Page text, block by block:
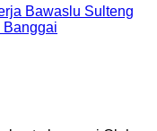
Bawaslu Sulteng
Banggai